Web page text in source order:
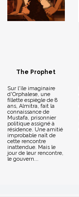
The Prophet
Sur l'île imaginaire
d'Orphalese, une
fillette espiègle de 8
ans, Almitra, fait la
connaissance de
Mustafa, prisonnier
politique assigné à
résidence. Une amitié
improbable naît de
cette rencontre
inattendue. Mais le
jour de leur rencontre,
le gouvern...